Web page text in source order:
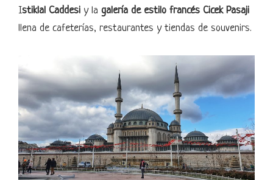
Istiklal Caddesi y la galería de estilo francés Cicek Pasaji
llena de cafeterías, restaurantes y tiendas de souvenirs.